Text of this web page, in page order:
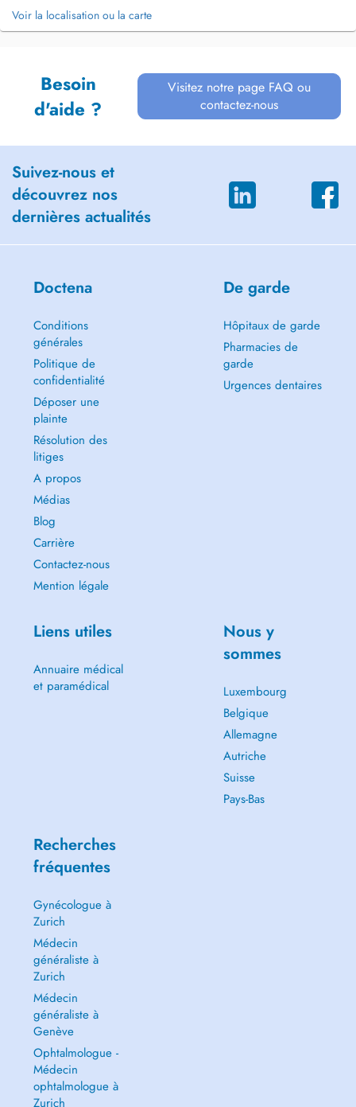
Voir la localisation ou la carte
Besoin
d'aide ?
Visitez notre page FAQ ou
contactez-nous
Suivez-nous et
découvrez nos
dernières actualités
Doctena
Conditions
générales
Politique de
confidentialité
Déposer une
plainte
Résolution des
litiges
A propos
Médias
Blog
Carrière
Contactez-nous
Mention légale
De garde
Hôpitaux de garde
Pharmacies de
garde
Urgences dentaires
Liens utiles
Annuaire médical
et paramédical
Nous y
sommes
Luxembourg
Belgique
Allemagne
Autriche
Suisse
Pays-Bas
Recherches
fréquentes
Gynécologue à
Zurich
Médecin
généraliste à
Zurich
Médecin
généraliste à
Genève
Ophtalmologue -
Médecin
ophtalmologue à
Zurich